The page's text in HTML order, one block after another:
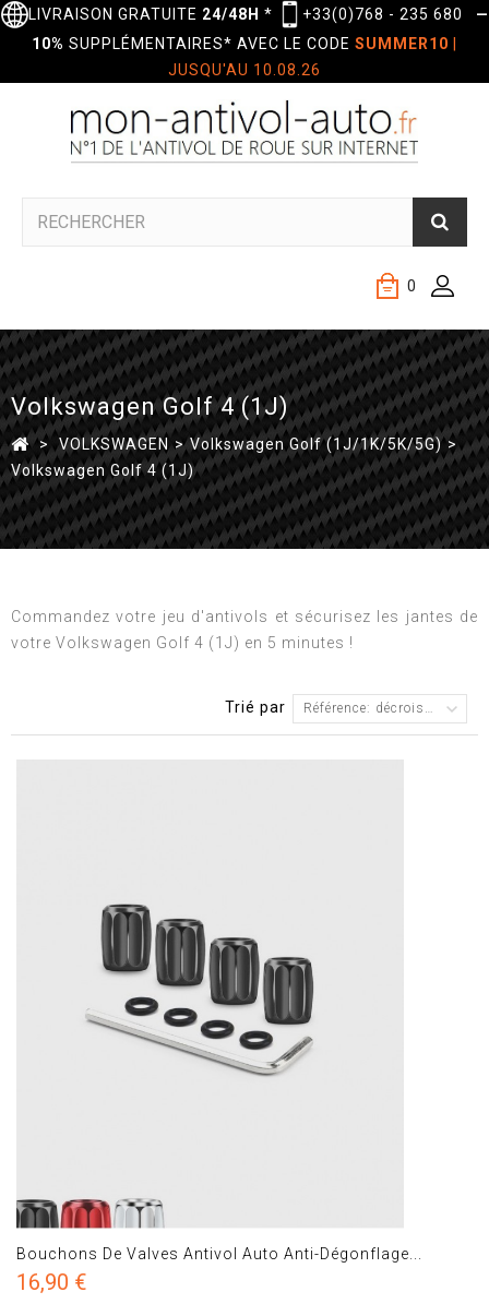
LIVRAISON GRATUITE 24/48H * +33(0)768 - 235 680
—
10% SUPPLÉMENTAIRES* AVEC LE CODE SUMMER10
JUSQU'AU 10.08.26
0
Volkswagen Golf 4 (1J)
> VOLKSWAGEN > Volkswagen Golf (1J/1K/5K/5G) >
Volkswagen Golf 4 (1J)
Commandez votre jeu d'antivols et sécurisez les jantes de
votre Volkswagen Golf 4 (1J) en 5 minutes !
Trié par Référence: décroissante
Bouchons De Valves Antivol Auto Anti-Dégonflage...
16,90 €